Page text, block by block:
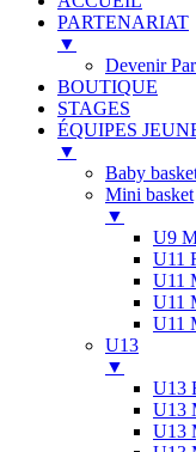
PARTENARIAT
▼
Devenir
BOUTIQUE
STAGES
ÉQUIPES
▼
Baby
Mini basket
▼
U9
U11
U11
U11
U11
U13
▼
U13
U13
U13